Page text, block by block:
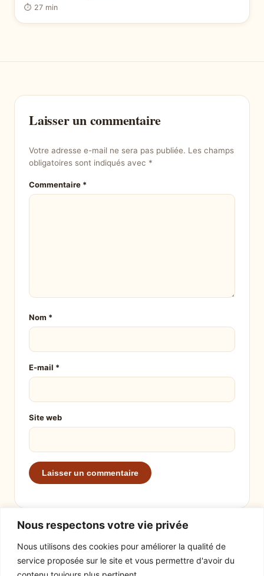
Nous respectons votre vie privée
Nous utilisons des cookies pour améliorer la qualité de
service proposée sur le site et vous permettre d'avoir du
⏱ 27 min
Laisser un commentaire
Votre adresse e-mail ne sera pas publiée. Les champs
obligatoires sont indiqués avec *
Commentaire *
Nom *
E-mail *
Site web